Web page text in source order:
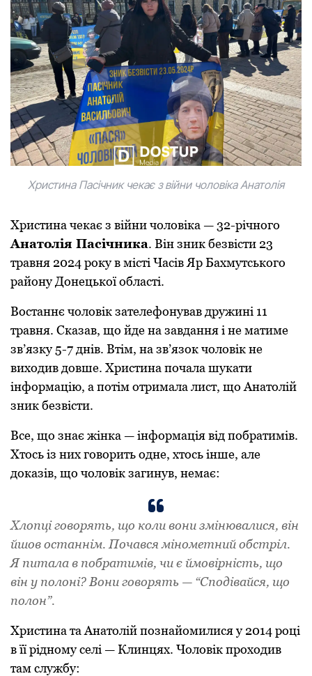
Христина Пасічник чекає з війни чоловіка Анатолія
Христина чекає з війни чоловіка — 32-річного
Анатолія Пасічника. Він зник безвісти 23
травня 2024 року в місті Часів Яр Бахмутського
району Донецької області.
Востаннє чоловік зателефонував дружині 11
травня. Сказав, що йде на завдання і не матиме
зв’язку 5-7 днів. Втім, на зв’язок чоловік не
виходив довше. Христина почала шукати
інформацію, а потім отримала лист, що Анатолій
зник безвісти.
Все, що знає жінка — інформація від побратимів.
Хтось із них говорить одне, хтось інше, але
доказів, що чоловік загинув, немає:
Хлопці говорять, що коли вони змінювалися, він
йшов останнім. Почався мінометний обстріл.
Я питала в побратимів, чи є ймовірність, що
він у полоні? Вони говорять — “Сподівайся, що
полон”.
Христина та Анатолій познайомилися у 2014 році
в її рідному селі — Клинцях. Чоловік проходив
там службу: